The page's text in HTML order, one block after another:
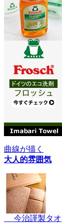
曲線が描く
大人的雰囲気
今治謹製タオ